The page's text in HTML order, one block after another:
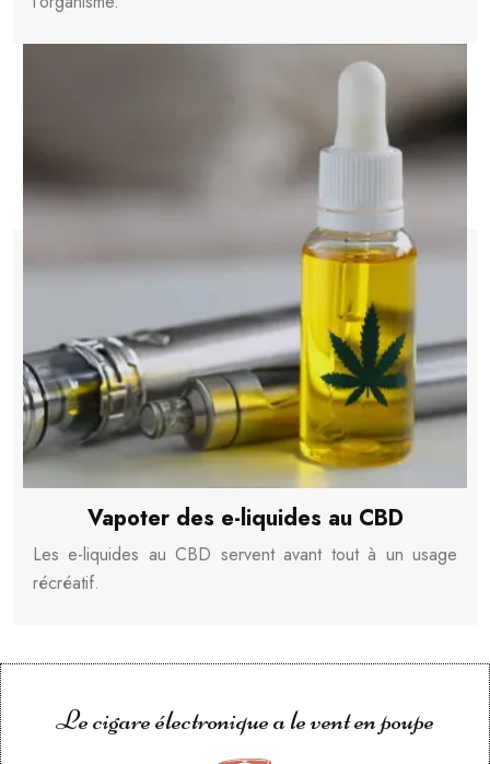
Vapoter des e-liquides au CBD
Les e-liquides au CBD servent avant tout à un usage
récréatif.
Le cigare électronique a le vent en poupe